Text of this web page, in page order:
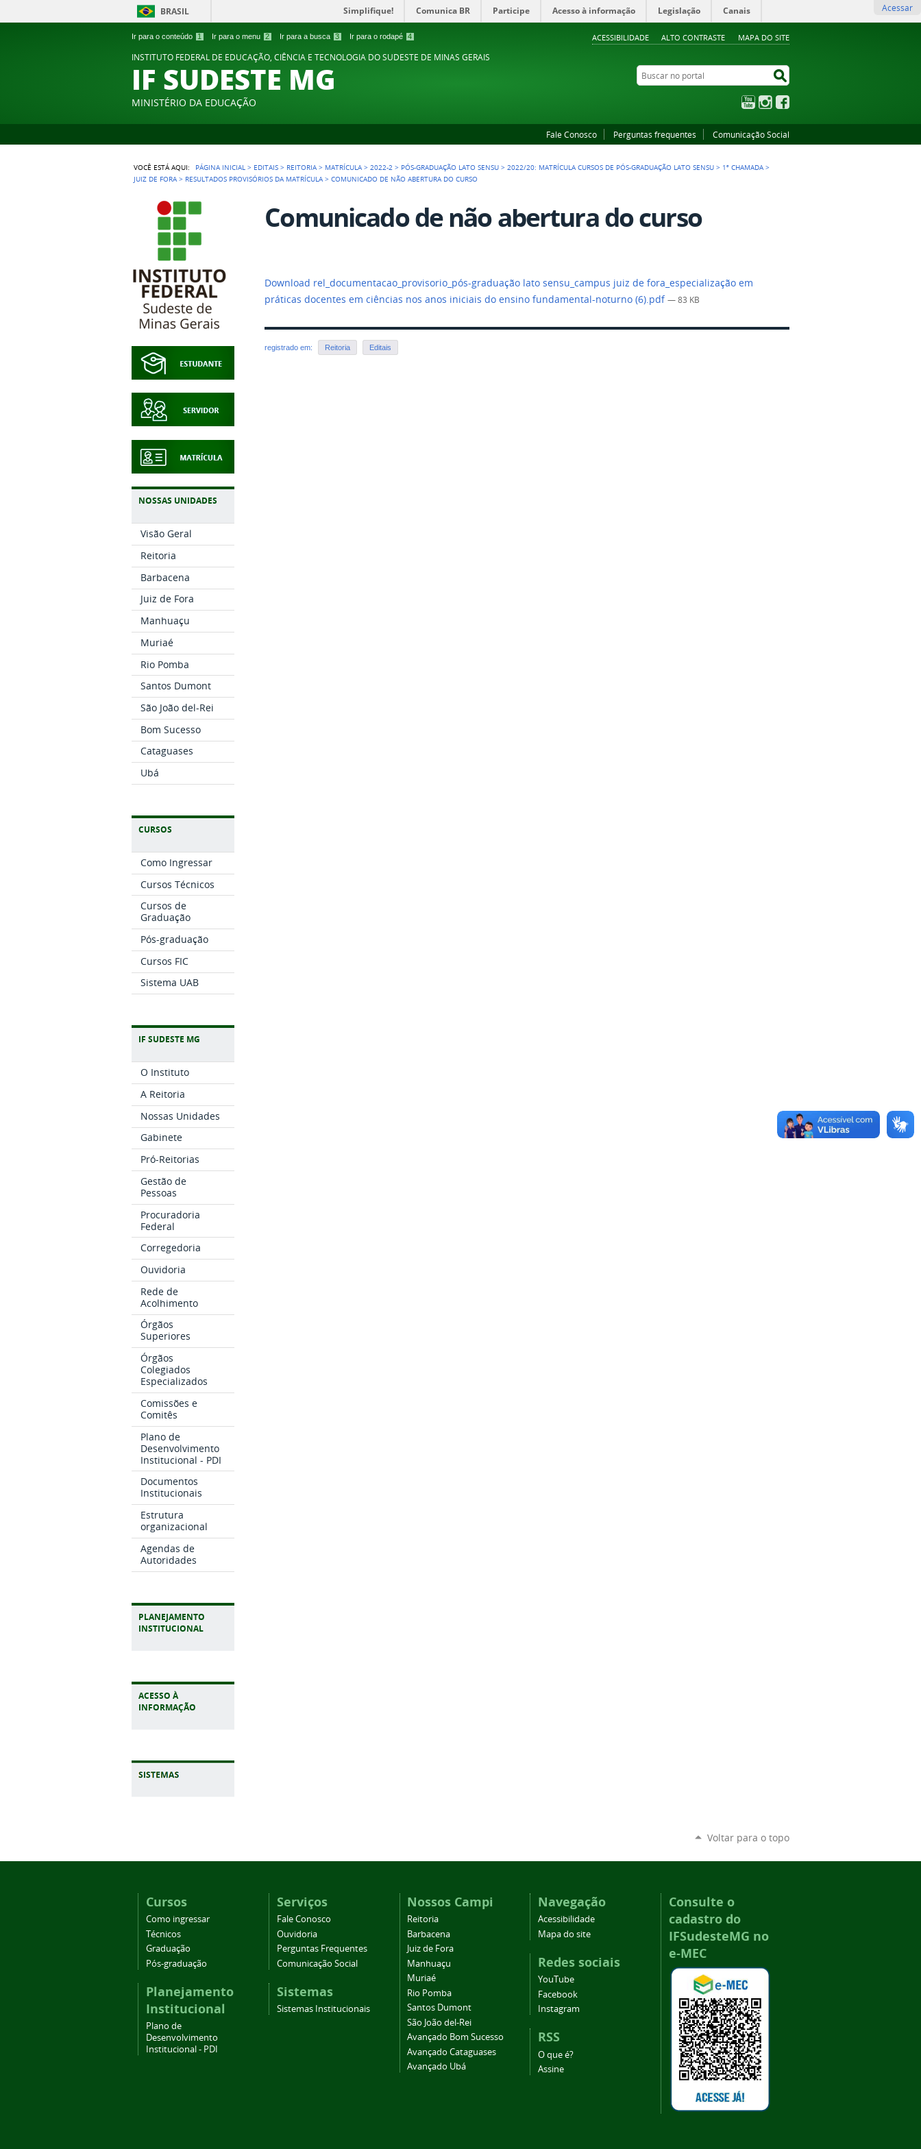
Ir para o conteúdo 1 Ir para o menu 2 Ir para a busca 3 Ir para o rodapé 4 ACESSIBILIDADE ALTO CONTRASTE MAPA DO SITE
BRASIL Simplifique! Comunica BR Participe Acesso à informação Legislação Canais Acessar
INSTITUTO FEDERAL DE EDUCAÇÃO, CIÊNCIA E TECNOLOGIA DO SUDESTE DE MINAS GERAIS
IF SUDESTE MG
MINISTÉRIO DA EDUCAÇÃO
Buscar no portal
YouTubeInstagram
Fale Conosco Perguntas frequentes Comunicação Social
VOCÊ ESTÁ AQUI: PÁGINA INICIAL > EDITAIS > REITORIA > MATRÍCULA >2022-2 > PÓS-GRADUAÇÃO LATO SENSU >2022/20: MATRÍCULA CURSOS DE PÓS-GRADUAÇÃO LATO SENSU > 1ª CHAMADA >
JUIZ DE FORA > RESULTADOS PROVISÓRIOS DA MATRÍCULA >COMUNICADO DE NÃO ABERTURA DO CURSO
NOSSAS UNIDADES
Visão Geral
Reitoria
Barbacena
Juiz de Fora
Manhuaçu
Muriaé
Rio Pomba
Santos Dumont
São João del-Rei
Bom Sucesso
Cataguases
Ubá
CURSOS
Como Ingressar
Cursos Técnicos
Cursos de
Graduação
Pós-graduação
Cursos FIC
Sistema UAB
IF SUDESTE MG
O Instituto
A Reitoria
Nossas Unidades
Gabinete
Pró-Reitorias
Gestão de
Pessoas
Procuradoria
Federal
Corregedoria
Ouvidoria
Rede de
Acolhimento
Órgãos
Superiores
Órgãos
Colegiados
Especializados
Comissões e
Comitês
Plano de
Desenvolvimento
Institucional - PDI
Documentos
Institucionais
Estrutura
organizacional
Agendas de
Autoridades
PLANEJAMENTO
INSTITUCIONAL
ACESSO À
INFORMAÇÃO
Comunicado de não abertura do curso
Download rel_documentacao_provisorio_pós-graduação lato sensu_campus juiz de fora_especialização em
práticas docentes em ciências nos anos iniciais do ensino fundamental-noturno (6).pdf— 83 KB
registrado em: Reitoria Editais
Voltar para o topo
Cursos
Como ingressar
Técnicos
Graduação
Pós-graduação
Planejamento
Institucional
Plano de
Desenvolvimento
Institucional - PDI
Serviços
Fale Conosco
Ouvidoria
Perguntas Frequentes
Comunicação Social
Sistemas
Sistemas Institucionais
Nossos Campi
Reitoria
Barbacena
Juiz de Fora
Manhuaçu
Muriaé
Rio Pomba
Santos Dumont
São João del-Rei
Avançado Bom Sucesso
Avançado Cataguases
Avançado Ubá
Navegação
Acessibilidade
Mapa do site
Redes sociais
YouTube
Facebook
Instagram
RSS
O que é?
Assine
Consulte o
cadastro do
IFSudesteMG no
e-MEC